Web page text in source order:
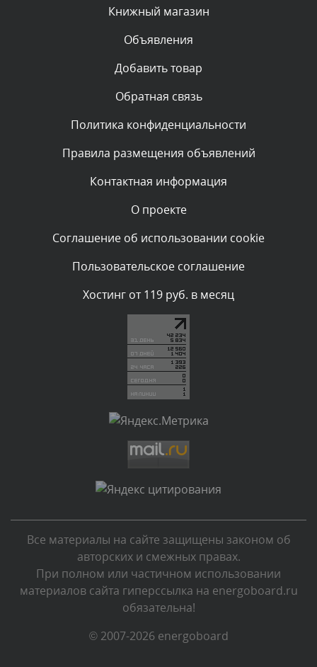
Комментарий проверяется
Текст комментария будет виден после проверки
администратором.
Комментарий проверяется
администратором.
Комментарий проверяется
администратором.
Комментарий проверяется
Текст комментария будет виден после проверки
Комментарий проверяется
Текст комментария будет виден после проверки
администратором.
Текст комментария будет виден после проверки
администратором.
Комментарий проверяется
Текст комментария будет виден после проверки
администратором.
Вчера, в 22:38
Комментарий проверяется
Книжный магазин
Объявления
Добавить товар
Обратная связь
Политика конфиденциальности
Правила размещения объявлений
Контактная информация
О проекте
Соглашение об использовании cookie
Пользовательское соглашение
Хостинг от 119 руб. в месяц
Все материалы на сайте защищены законом об
авторских и смежных правах.
При полном или частичном использовании
материалов сайта гиперссылка на energoboard.ru
обязательна!
© 2007-2026 energoboard